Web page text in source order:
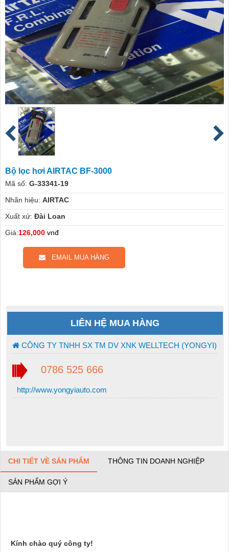
Bộ lọc hơi AIRTAC BF-3000
Mã số: G-33341-19
Nhãn hiệu: AIRTAC
Xuất xứ: Đài Loan
Giá:126,000 vnđ
EMAIL MUA HÀNG
LIÊN HỆ MUA HÀNG
CÔNG TY TNHH SX TM DV XNK WELLTECH (YONGYI)
0786 525 666
http://www.yongyiauto.com
CHI TIẾT VỀ SẢN PHẨM THÔNG TIN DOANH NGHIỆP
SẢN PHẨM GỢI Ý
Kính chào quý công ty!